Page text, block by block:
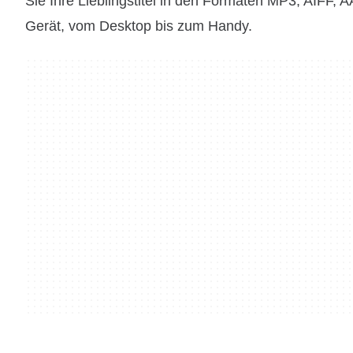
Gerät, vom Desktop bis zum Handy.